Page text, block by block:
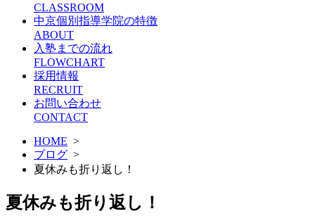
CLASSROOM
中京個別指導学院の特徴
ABOUT
入塾までの流れ
FLOWCHART
採用情報
RECRUIT
お問い合わせ
CONTACT
HOME >
ブログ >
夏休みも折り返し！
夏休みも折り返し！